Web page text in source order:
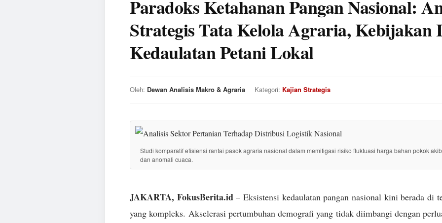
Paradoks Ketahanan Pangan Nasional:
Strategis Tata Kelola Agraria, Kebijakan
Kedaulatan Petani Lokal
Oleh: Dewan Analisis Makro & Agraria Kategori: Kajian Strategis
Studi komparatif efisiensi rantai pasok agraria nasional dalam memitigasi risiko fluktuasi harga bahan pokok
dan anomali cuaca.
JAKARTA, FokusBerita.id– Eksistensi kedaulatan pangan nasional kini berada di
yang kompleks. Akselerasi pertumbuhan demografi yang tidak diimbangi dengan